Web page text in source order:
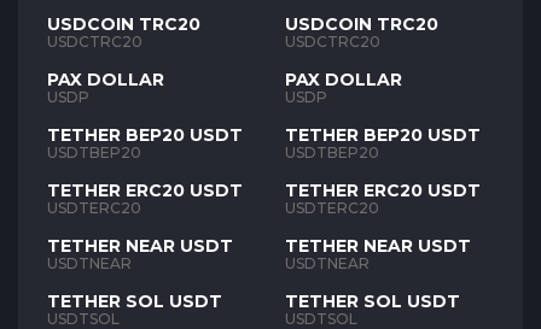
USDCOIN TRC20
USDCTRC20
PAX DOLLAR
USDP
TETHER BEP20 USDT
USDTBEP20
TETHER ERC20 USDT
USDTERC20
TETHER NEAR USDT
USDTNEAR
TETHER SOL USDT
USDTSOL
USDCOIN TRC20
USDCTRC20
PAX DOLLAR
USDP
TETHER BEP20 USDT
USDTBEP20
TETHER ERC20 USDT
USDTERC20
TETHER NEAR USDT
USDTNEAR
TETHER SOL USDT
USDTSOL